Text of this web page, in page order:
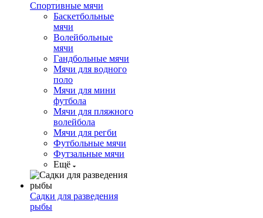
Спортивные мячи
Баскетбольные
мячи
Волейбольные
мячи
Гандбольные мячи
Мячи для водного
поло
Мячи для мини
футбола
Мячи для пляжного
волейбола
Мячи для регби
Футбольные мячи
Футзальные мячи
Ещё
Садки для разведения
рыбы